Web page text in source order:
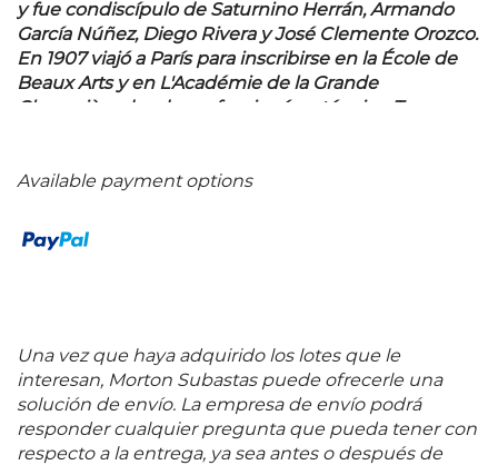
y fue condiscípulo de Saturnino Herrán, Armando
García Núñez, Diego Rivera y José Clemente Orozco.
En 1907 viajó a París para inscribirse en la École de
Beaux Arts y en L'Académie de la Grande
Chaumière donde perfeccionó su técnica. Tras
1921, cuando José Vasconcelos le encargó la creación
Pública, así como para la Librería Iberoamericana y la
Escuela Nacional de Docentes. En 1934 fue
BALDERAS, Esperanza et al.Roberto Montenegro. La
sensualidad renovada
. México. CENIDIAP, Fondo Editorial de la Plástica
Mexicana, 2001, pág. 30. 80 x 65 cm
Available payment options
Una vez que haya adquirido los lotes que le
interesan, Morton Subastas puede ofrecerle una
solución de envío. La empresa de envío podrá
responder cualquier pregunta que pueda tener con
respecto a la entrega, ya sea antes o después de